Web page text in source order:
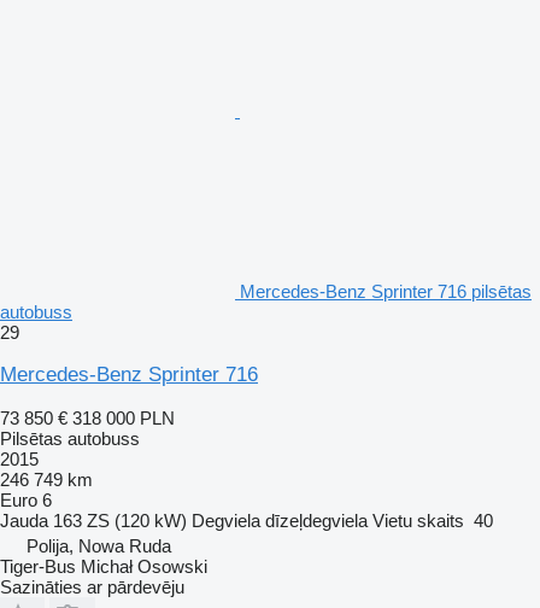
Mercedes-Benz Sprinter 716 pilsētas
autobuss
29
Mercedes-Benz Sprinter 716
73 850 € 318 000 PLN
Pilsētas autobuss
2015
246 749 km
Euro 6
Jauda 163 ZS (120 kW) Degviela dīzeļdegviela Vietu skaits 40
Polija, Nowa Ruda
Tiger-Bus Michał Osowski
Sazināties ar pārdevēju